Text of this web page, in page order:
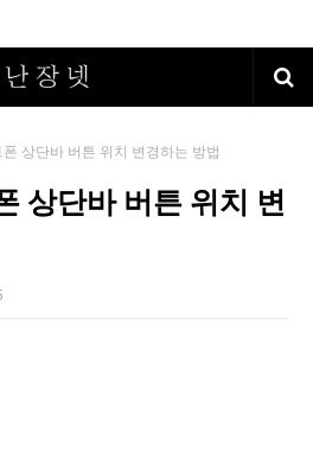
상단바 버튼 위치 변경하는 방법
상단바 버튼 위치 변